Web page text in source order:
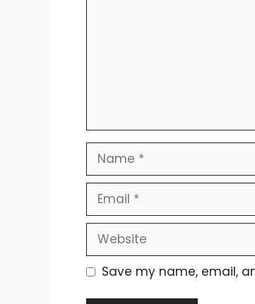
Name
Email
Website
Save my name, email,